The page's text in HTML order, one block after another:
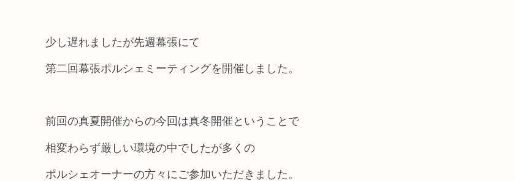
少し遅れましたが先週幕張にて
第二回幕張ポルシェミーティングを開催しました。
前回の真夏開催からの今回は真冬開催ということで
相変わらず厳しい環境の中でしたが多くの
ポルシェオーナーの方々にご参加いただきました。